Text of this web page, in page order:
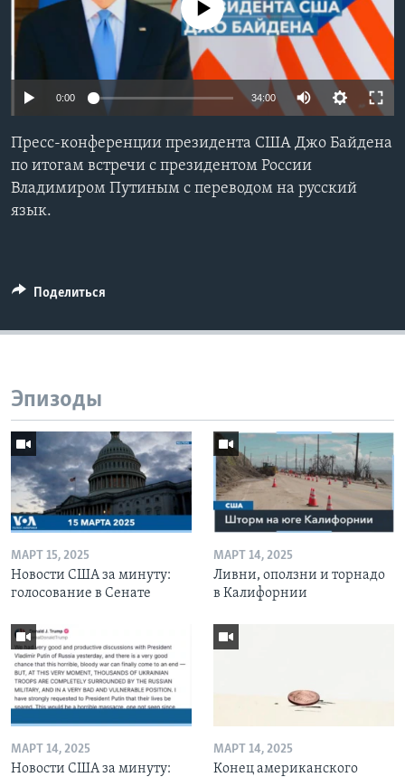
Learning English
СОЦИАЛЬНЫЕ СЕТИ
Языки
No media source currently available
0:00 34:00
Пресс-конференции президента США Джо Байдена
по итогам встречи с президентом России
Владимиром Путиным с переводом на русский
язык.
Поделиться
Эпизоды
МАРТ 15, 2025
Новости США за минуту:
голосование в Сенате
МАРТ 14, 2025
Ливни, оползни и торнадо
в Калифорнии
МАРТ 14, 2025
Новости США за минуту:
МАРТ 14, 2025
Конец американского